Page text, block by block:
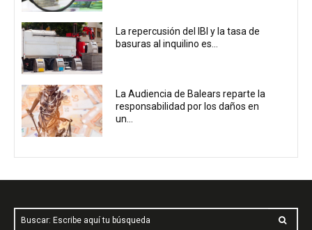
La repercusión del IBI y la tasa de
basuras al inquilino es...
La Audiencia de Balears reparte la
responsabilidad por los daños en
un...
Buscar: Escribe aquí tu búsqueda